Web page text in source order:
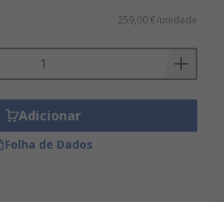
simplemente hay que
una consulta con
técnico.
259,00 €/unidade
Adicionar
Folha de Dados